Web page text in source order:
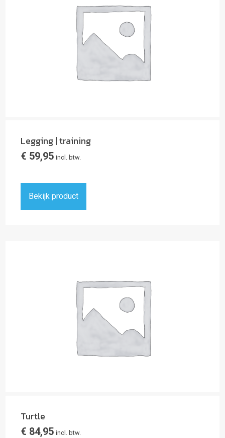
Legging | training
€ 59,95 incl. btw.
Bekijk product
Turtle
€ 84,95 incl. btw.